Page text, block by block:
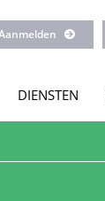
DIENSTEN